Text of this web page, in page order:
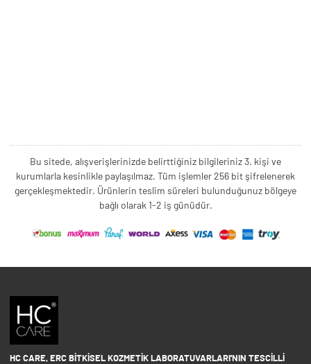
Bu sitede, alışverişlerinizde belirttiğiniz bilgileriniz 3. kişi ve
kurumlarla kesinlikle paylaşılmaz. Tüm işlemler 256 bit şifrelenerek
gerçekleşmektedir. Ürünlerin teslim süreleri bulunduğunuz bölgeye
bağlı olarak 1-2 iş günüdür.
HC CARE, ERC BITKISEL KOZMETIK LABORATUVARLARI'NIN TESCILLI